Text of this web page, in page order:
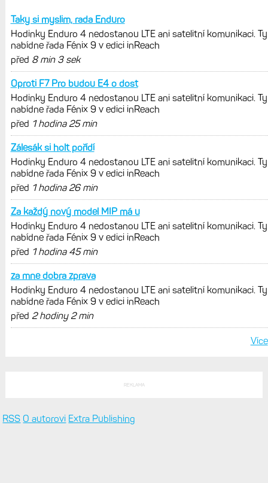
Live Activity konečně i pro outdoorové
sporty. Mobil už umí zrcadlit data
cyklistiky, běhu i chůze
Zkušenosti po roce: Fénixy 8 Pro jsou
jedním slovem parádní, těžko něco
vytknout. Ale ta nositelnost
Zaměření zátěže: Hodnotí, zda je váš
trénink produktivní a jestli se nachází
v optimálních oblastech
Garmin poprvé překonal hranici
300 dolarů. Cena akcií za devět
měsíců výrazně vzrostla